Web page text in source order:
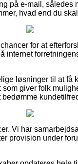
på e-mail, således
hvad end du
for at
internet
løsninger til at få
giver folk
Vi har
provision under